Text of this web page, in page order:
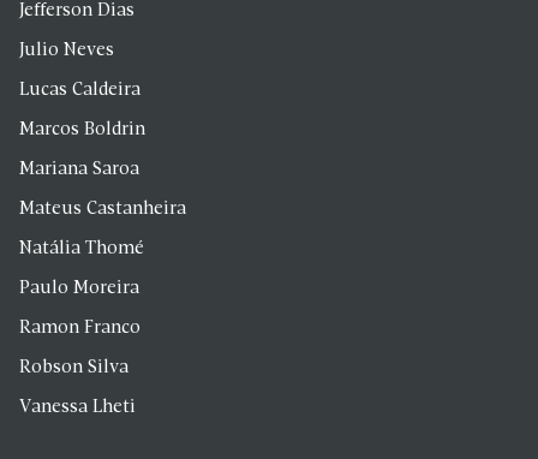
Jefferson Dias
Julio Neves
Lucas Caldeira
Marcos Boldrin
Mariana Saroa
Mateus Castanheira
Natália Thomé
Paulo Moreira
Ramon Franco
Robson Silva
Vanessa Lheti